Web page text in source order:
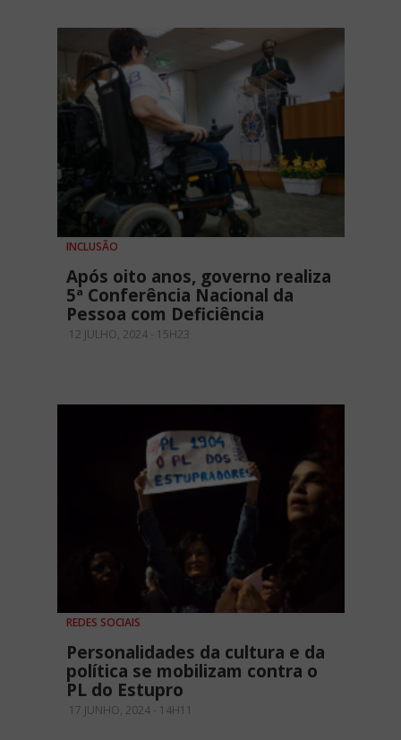
INCLUSÃO
Após oito anos, governo realiza
5ª Conferência Nacional da
Pessoa com Deficiência
12 JULHO, 2024 - 15H23
REDES SOCIAIS
Personalidades da cultura e da
política se mobilizam contra o
PL do Estupro
17 JUNHO, 2024 - 14H11